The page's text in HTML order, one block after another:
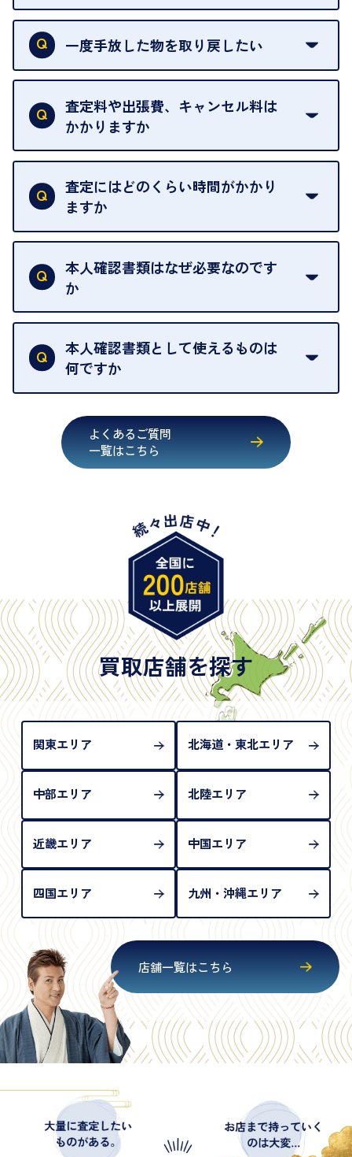
申し訳ありませんが、現在はご来店の予約は承って
おりません。
を整えておりますので、お好きな時にお越しくださ
い。
お急ぎの場合はスタッフに一言お声がけください。
可能な限り、迅速に対応させていただきます。
一度手放した物を取り戻したい
当店は質店ではありませんので、買い取ったお品物
は基本的に販売へと回されます。買い戻しはできま
せんので、ご了承ください。
グオフが可能です。
契約破棄という形で、お品物をお戻しすることがで
きます。
売却当日を含む8日間のうちに、お気軽にお申し出
出張買取のお品物は、8日間保管しております。
査定料や出張費、キャンセル料は
かかりますか
一切いただいておりません。査定金額にご納得いた
だけない場合は、その場でお断りいただいても問題
ございません。お気軽にご相談ください。
査定にはどのくらい時間がかかり
ますか
お品物の内容や点数によって異なりますが、店頭買
取の場合は1点あたり数分程度が目安です。大量の
お品物の場合は、お時間をいただくことがございま
本人確認書類はなぜ必要なのです
か
買取店は古物営業法により、お客様のご本人確認を
行うことが義務付けられています。安心してお取引
いただくためにも、ご協力をお願いいたします。
本人確認書類として使えるものは
何ですか
・健康保険証確認書
・マイナンバーカード
・在留カード
・旧パスポート
※原則として「公的機関が発行し、氏名、住所、生
年月日が記載されているもの
※日本国政府発行のもの
※2020年2月4日以降に申請された新型パスポートに
は「所持人記入欄（住所記載欄）」が存在しないた
め、単体では古物営業法上の本人確認書類として認
められない（住所確認ができないため）。補助書類
が必要となります
よくあるご質問
一覧はこちら
買取店舗を探す
関東エリア 北海道・東北エリア
中部エリア 北陸エリア
近畿エリア 中国エリア
四国エリア 九州・沖縄エリア
店舗一覧はこちら